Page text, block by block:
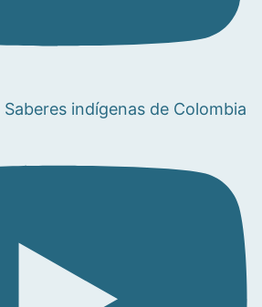
Saberes indígenas de Colombia